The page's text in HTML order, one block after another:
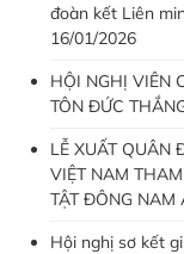
đoàn kết Liên
16/01/2026
HỘI NGHỊ VIÊN
TÔN ĐỨC
LỄ XUẤT QUÂN
VIỆT NAM
TẬT ĐÔNG
Hội nghị sơ kết